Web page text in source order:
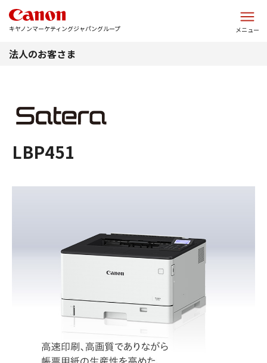
キヤノンマーケティングジャパングループ メニュー
法人のお客さま
LBP451